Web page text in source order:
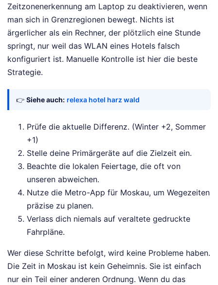
Zeitzonenerkennung am Laptop zu deaktivieren, wenn
man sich in Grenzregionen bewegt. Nichts ist
ärgerlicher als ein Rechner, der plötzlich eine Stunde
springt, nur weil das WLAN eines Hotels falsch
konfiguriert ist. Manuelle Kontrolle ist hier die beste
Strategie.
👉 Siehe auch: relexa hotel harz wald
Prüfe die aktuelle Differenz. (Winter +2, Sommer
+1)
Stelle deine Primärgeräte auf die Zielzeit ein.
Beachte die lokalen Feiertage, die oft von
unseren abweichen.
Nutze die Metro-App für Moskau, um Wegezeiten
präzise zu planen.
Verlass dich niemals auf veraltete gedruckte
Fahrpläne.
Wer diese Schritte befolgt, wird keine Probleme haben.
Die Zeit in Moskau ist kein Geheimnis. Sie ist einfach
nur ein Teil einer anderen Ordnung. Wenn du das